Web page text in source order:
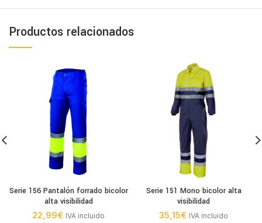
Productos relacionados
Serie 156 Pantalón forrado bicolor
alta visibilidad
22,99€ IVA incluido
Serie 151 Mono bicolor alta
visibilidad
35,15€ IVA incluido